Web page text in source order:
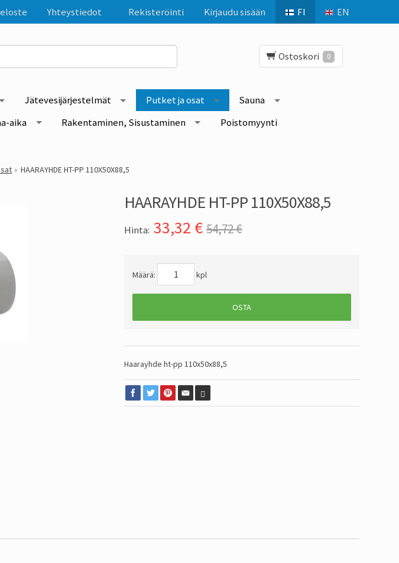
FI EN
Rekisteröinti Kirjaudu sisään
Yhteystiedot
Ostoskori 0
Jätevesijärjestelmät Putket ja osat
Sauna
aika Rakentaminen, Sisustaminen
Poistomyynti
HAARAYHDE HT-PP 110X50X88,5
HAARAYHDE HT-PP 110X50X88,5
Hinta: 33,32 € 54,72 €
Määrä: kpl
OSTA
Haarayhde ht-pp 110x50x88,5